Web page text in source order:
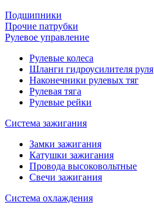
Подшипники
Прочие патрубки
Рулевое управление
Рулевые колеса
Шланги гидроусилителя руля
Наконечники рулевых тяг
Рулевая тяга
Рулевые рейки
Система зажигания
Замки зажигания
Катушки зажигания
Провода высоковольтные
Свечи зажигания
Система охлаждения